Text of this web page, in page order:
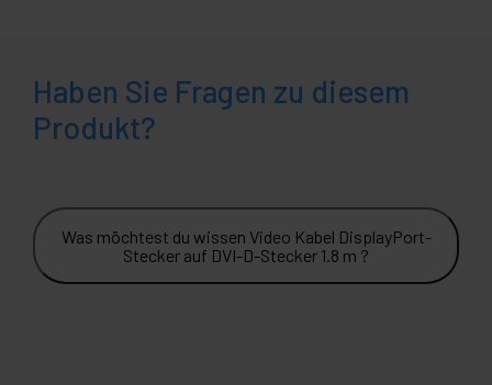
Haben Sie Fragen zu diesem
Produkt?
Was möchtest du wissen Video Kabel DisplayPort-
Stecker auf DVI-D-Stecker 1.8 m ?